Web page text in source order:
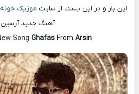
این بار و در این پست از سایت موزیک خونه
آهنگ جدید آرسین
Song GhafasFrom Arsin